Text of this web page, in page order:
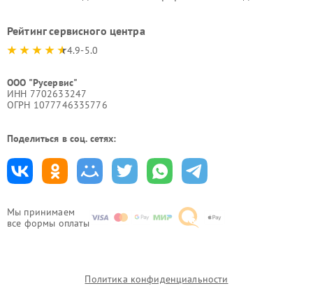
Мы принимаем
все формы оплаты
Рейтинг сервисного центра
4.9-5.0
ООО "Русервис"
ИНН 7702633247
ОГРН 1077746335776
Поделиться в соц. сетях:
Политика конфиденциальности